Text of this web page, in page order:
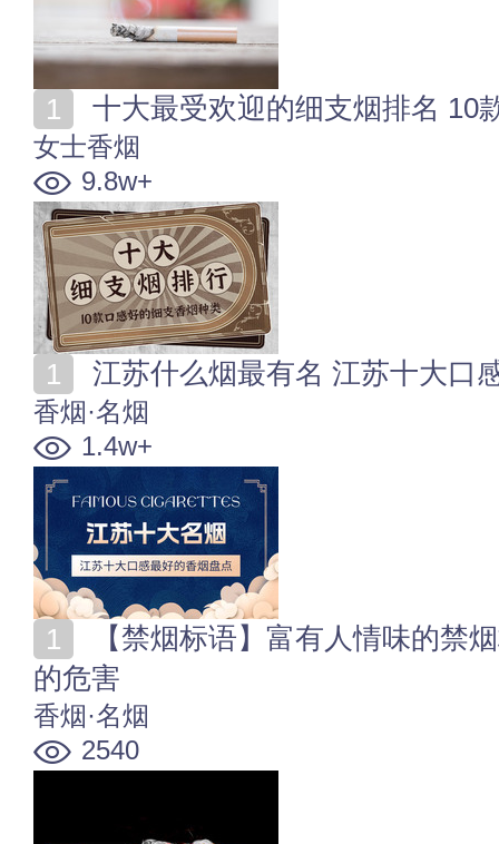
十大最受欢迎的细支烟排名 10
女士香烟
9.8w+
江苏什么烟最有名 江苏十大口
香烟·名烟
1.4w+
的危害
香烟·名烟
2540